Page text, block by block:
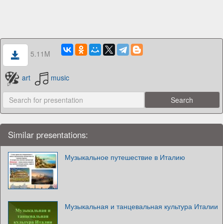
5.11M
art music
Similar presentations:
Музыкальное путешествие в Италию
Музыкальная и танцевальная культура Италии